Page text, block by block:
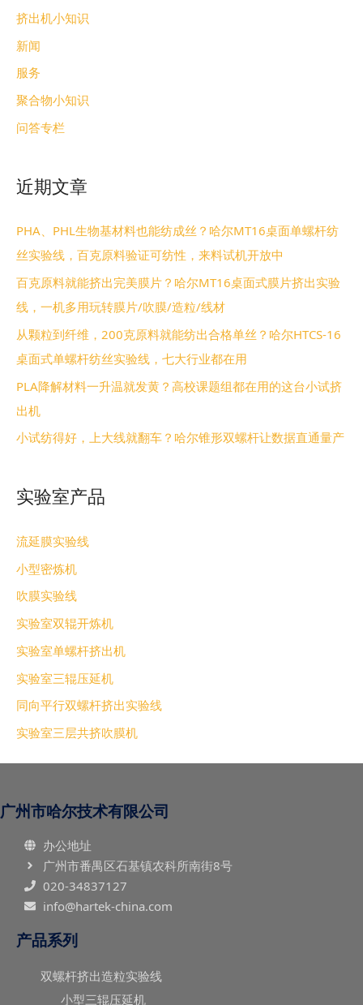
挤出机小知识
新闻
服务
聚合物小知识
问答专栏
近期文章
PHA、PHL生物基材料也能纺成丝？哈尔MT16桌面单螺杆纺
丝实验线，百克原料验证可纺性，来料试机开放中
百克原料就能挤出完美膜片？哈尔MT16桌面式膜片挤出实验
线，一机多用玩转膜片/吹膜/造粒/线材
从颗粒到纤维，200克原料就能纺出合格单丝？哈尔HTCS-16
桌面式单螺杆纺丝实验线，七大行业都在用
PLA降解材料一升温就发黄？高校课题组都在用的这台小试挤
出机
小试纺得好，上大线就翻车？哈尔锥形双螺杆让数据直通量产
实验室产品
流延膜实验线
小型密炼机
吹膜实验线
实验室双辊开炼机
实验室单螺杆挤出机
实验室三辊压延机
同向平行双螺杆挤出实验线
实验室三层共挤吹膜机
广州市哈尔技术有限公司
办公地址
广州市番禺区石基镇农科所南街8号
020-34837127
info@hartek-china.com
产品系列
双螺杆挤出造粒实验线
小型三辊压延机